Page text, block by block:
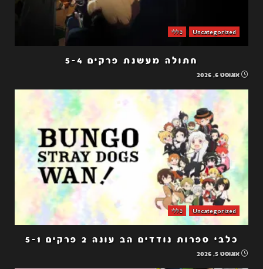
Uncategorized כללי
חתולה מעשנת פרקים 5-4
אוגוסט 6, 2026
Uncategorized כללי
כלבי ספרות נודדים הב עונה 2 פרקים 5-1
אוגוסט 5, 2026